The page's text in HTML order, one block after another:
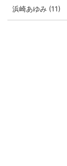
浜崎あゆみ (11)